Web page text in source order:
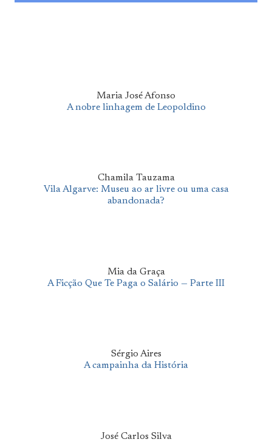
Maria José Afonso
A nobre linhagem de Leopoldino
Chamila Tauzama
Vila Algarve: Museu ao ar livre ou uma casa
abandonada?
Mia da Graça
A Ficção Que Te Paga o Salário — Parte III
Sérgio Aires
A campainha da História
José Carlos Silva